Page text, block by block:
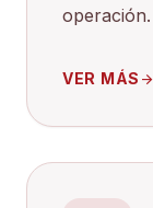
operación.
VER MÁS arrow_forward